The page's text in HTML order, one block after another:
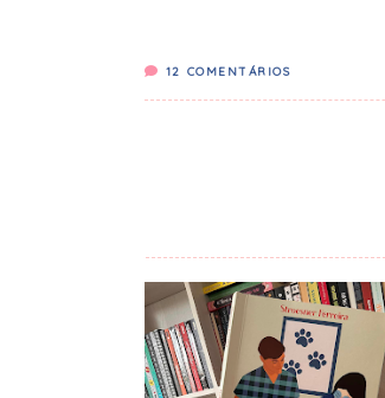
12 COMENTÁRIOS